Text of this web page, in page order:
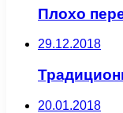
Плохо
29.12.2018
20.01.2018